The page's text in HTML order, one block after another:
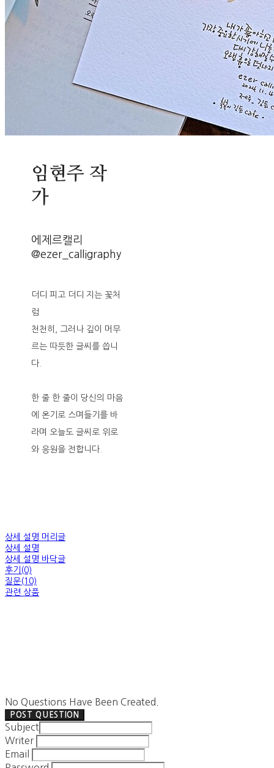
임현주 작
가
에제르캘리
@ezer_calligraphy
더디 피고 더디 지는 꽃처
럼
천천히, 그러나 깊이 머무
르는 따듯한 글씨를 씁니
다.
한 줄 한 줄이 당신의 마음
에 온기로 스며들기를 바
라며 오늘도 글씨로 위로
와 응원을 전합니다.
상세 설명 머리글
상세 설명
상세 설명 바닥글
후기(0)
질문(10)
관련 상품
No Questions Have Been Created.
POST QUESTION
Subject
Writer
Email